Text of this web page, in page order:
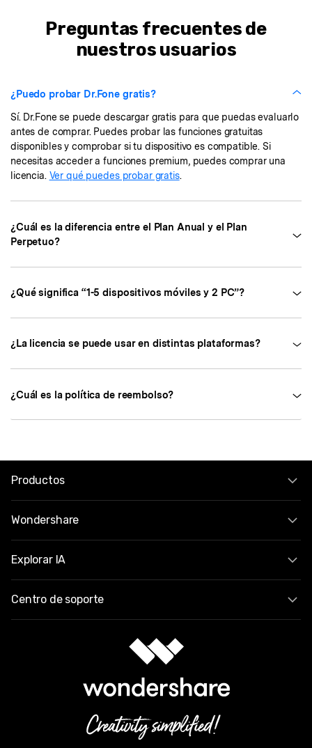
Preguntas frecuentes de
nuestros usuarios
¿Puedo probar Dr.Fone gratis?
Sí. Dr.Fone se puede descargar gratis para que puedas evaluarlo
antes de comprar. Puedes probar las funciones gratuitas
disponibles y comprobar si tu dispositivo es compatible. Si
necesitas acceder a funciones premium, puedes comprar una
licencia. Ver qué puedes probar gratis.
¿Cuál es la diferencia entre el Plan Anual y el Plan
Perpetuo?
¿Qué significa “1-5 dispositivos móviles y 2 PC”?
¿La licencia se puede usar en distintas plataformas?
¿Cuál es la política de reembolso?
Productos
Wondershare
Explorar IA
Centro de soporte